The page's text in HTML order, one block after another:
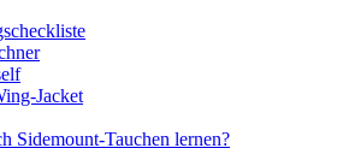
Jacket
Sidemount-Tauchen lernen?